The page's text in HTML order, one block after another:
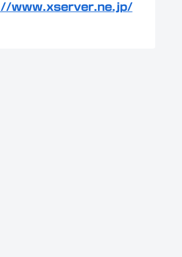
www.xserver.ne.jp/